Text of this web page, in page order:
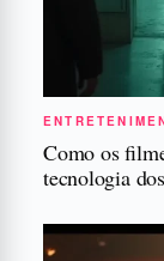
Como os
tecnologia